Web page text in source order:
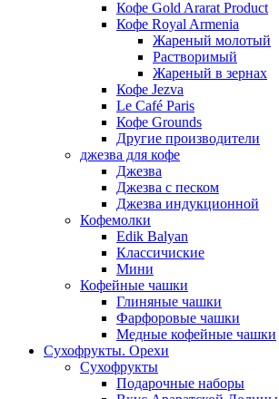
Кофе Gold Ararat Product
Кофе Royal Armenia
Жареный молотый
Растворимый
Жареный в зернах
Кофе Jezva
Le Café Paris
Кофе Grounds
Другие производители
джезва для кофе
Джезва
Джезва с песком
Джезва индукционной
Кофемолки
Edik Balyan
Классичиские
Мини
Кофейные чашки
Глиняные чашки
Фарфоровые чашки
Медные кофейные чашки
Сухофрукты. Орехи
Сухофрукты
Подарочные наборы